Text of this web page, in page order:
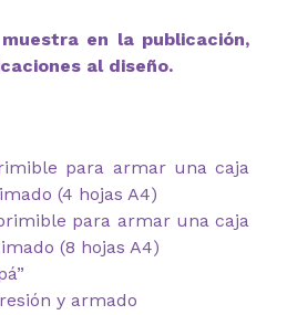
en la publicación,
al diseño.
para armar una caja
(4 hojas A4)
para armar una caja
(8 hojas A4)
y armado